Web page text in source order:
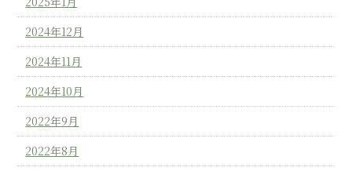
2024年12月
2024年11月
2024年10月
2022年9月
2022年8月